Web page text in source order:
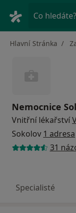
Co hledáte?
Hlavní Stránka
Nemocnice
Vnitřní lékařství
Sokolov 1 adresa
31
Specialisté